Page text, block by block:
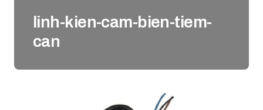
linh-kien-cam-bien-tiem-
can